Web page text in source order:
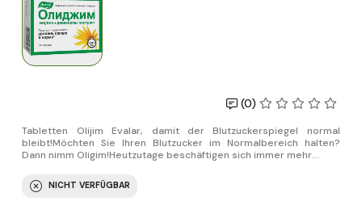
(0)
Tabletten Olijim Evalar, damit der Blutzuckerspiegel normal
bleibt!Möchten Sie Ihren Blutzucker im Normalbereich halten?
Dann nimm Oligim!Heutzutage beschäftigen sich immer mehr...
NICHT VERFÜGBAR